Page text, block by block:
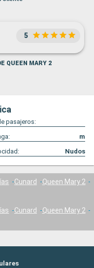
5
QUEEN MARY 2
pasajeros:
m
Nudos
Cunard
Queen Mary 2
Cunard
Queen Mary 2